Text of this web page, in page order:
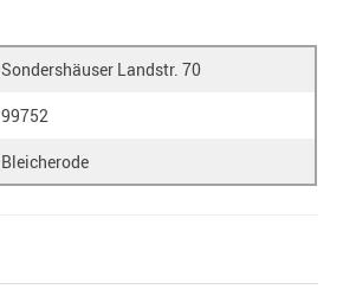
Sondershäuser Landstr. 70
99752
Bleicherode